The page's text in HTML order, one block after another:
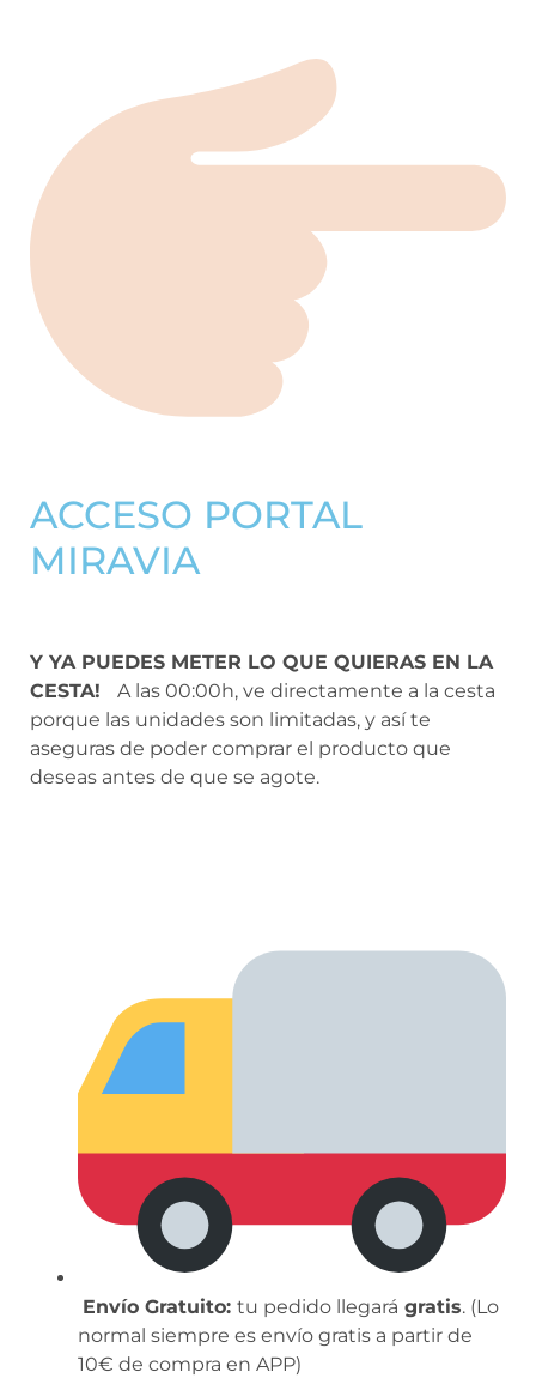
ACCESO PORTAL
MIRAVIA
Y YA PUEDES METER LO QUE QUIERAS EN LA
CESTA!
A las 00:00h, ve directamente a la cesta
porque las unidades son limitadas, y así te
aseguras de poder comprar el producto que
deseas antes de que se agote.
Envío Gratuito: tu pedido llegará gratis. (Lo
normal siempre es envío gratis a partir de
10€ de compra en APP)